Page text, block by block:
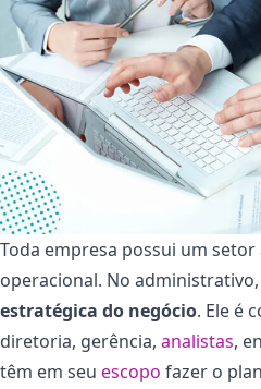
Toda empresa possui um
operacional. No
estratégica do negócio. Ele é
diretoria, gerência, analistas,
têm em seu escopo fazer o